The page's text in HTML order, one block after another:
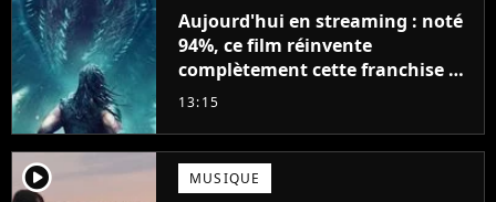
Aujourd'hui en streaming : noté
94%, ce film réinvente
complètement cette franchise de
science-fiction vieille de 40 ans
13:15
player2 MUSIQUE